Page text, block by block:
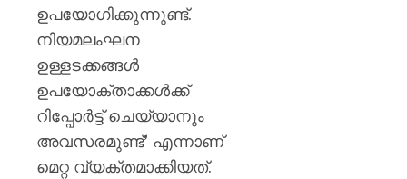
ഉപയോഗിക്കുന്നുണ്ട്.
നിയമലംഘന
ഉള്ളടക്കങ്ങൾ
ഉപയോക്താക്കൾക്ക്
റിപ്പോർട്ട് ചെയ്യാനും
അവസരമുണ്ട്’ എന്നാണ്
മെറ്റ വ്യക്തമാക്കിയത്.